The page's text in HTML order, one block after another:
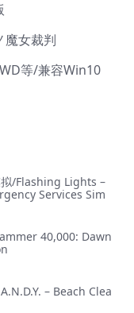
魔女裁判
等/兼容Win10
/Flashing Lights –
Services Sim
40,000: Dawn
– Beach Clea